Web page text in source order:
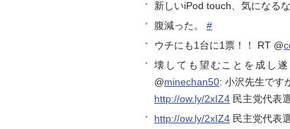
新しいiPod touch、気になる
腹減った。 #
ウチにも1台に1票！！ RT @
壊しても望むことを成し
@minechan50: 小沢先生です
http://ow.ly/2xIZ4 民主党代表
http://ow.ly/2xIZ4 民主党代表